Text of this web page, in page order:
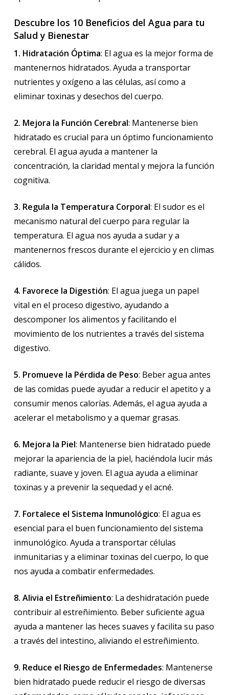
Descubre los 10 Beneficios del Agua para tu
Salud y Bienestar
1. Hidratación Óptima: El agua es la mejor forma de
mantenernos hidratados. Ayuda a transportar
nutrientes y oxígeno a las células, así como a
eliminar toxinas y desechos del cuerpo.
2. Mejora la Función Cerebral: Mantenerse bien
hidratado es crucial para un óptimo funcionamiento
cerebral. El agua ayuda a mantener la
concentración, la claridad mental y mejora la función
cognitiva.
3. Regula la Temperatura Corporal: El sudor es el
mecanismo natural del cuerpo para regular la
temperatura. El agua nos ayuda a sudar y a
mantenernos frescos durante el ejercicio y en climas
cálidos.
4. Favorece la Digestión: El agua juega un papel
vital en el proceso digestivo, ayudando a
descomponer los alimentos y facilitando el
movimiento de los nutrientes a través del sistema
digestivo.
5. Promueve la Pérdida de Peso: Beber agua antes
de las comidas puede ayudar a reducir el apetito y a
consumir menos calorías. Además, el agua ayuda a
acelerar el metabolismo y a quemar grasas.
6. Mejora la Piel: Mantenerse bien hidratado puede
mejorar la apariencia de la piel, haciéndola lucir más
radiante, suave y joven. El agua ayuda a eliminar
toxinas y a prevenir la sequedad y el acné.
7. Fortalece el Sistema Inmunológico: El agua es
esencial para el buen funcionamiento del sistema
inmunológico. Ayuda a transportar células
inmunitarias y a eliminar toxinas del cuerpo, lo que
nos ayuda a combatir enfermedades.
8. Alivia el Estreñimiento: La deshidratación puede
contribuir al estreñimiento. Beber suficiente agua
ayuda a mantener las heces suaves y facilita su paso
a través del intestino, aliviando el estreñimiento.
9. Reduce el Riesgo de Enfermedades: Mantenerse
bien hidratado puede reducir el riesgo de diversas